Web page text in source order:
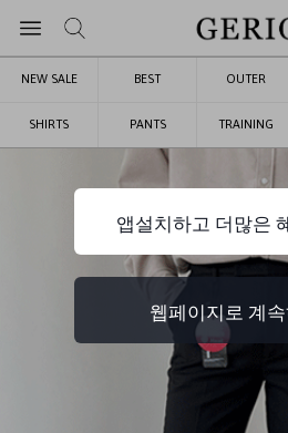
NEW SALE BEST OUTER
SHIRTS PANTS TRAINING
앱설치하고 더많은
웹페이지로 계